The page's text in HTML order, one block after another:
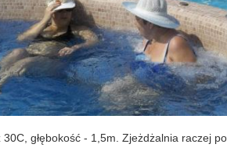
głębokość - 1,5m. Zjeżdżalnia raczej